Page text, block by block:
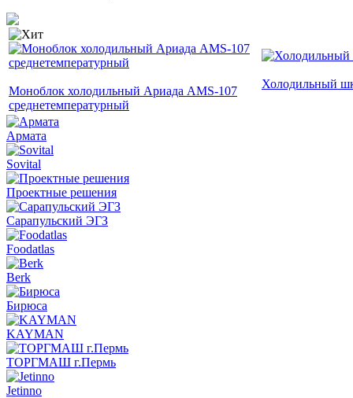
Моноблок холодильный Ариада AMS-107
среднетемпературный
Холодильный
Армата
Sovital
Проектные решения
Сарапульский ЭГЗ
Foodatlas
Berk
Бирюса
KAYMAN
ТОРГМАШ г.Пермь
Jetinno